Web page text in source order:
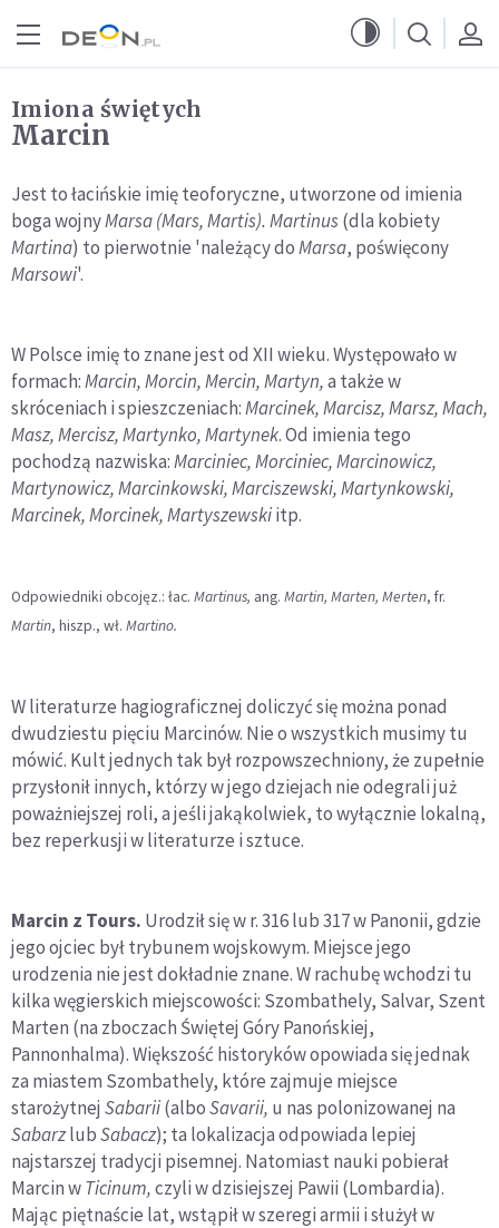
Imiona świętych
Marcin
Jest to łacińskie imię teoforyczne, utworzone od imienia
boga wojnyMarsa (Mars, Martis). Martinus(dla kobiety
Martina) to pierwotnie 'należący doMarsa, poświęcony
Marsowi'.
W Polsce imię to znane jest od XII wieku. Występowało w
formach:Marcin, Morcin, Mercin, Martyn,a także w
skróceniach i spieszczeniach:Marcinek, Marcisz, Marsz, Mach,
Masz, Mercisz, Martynko, Martynek. Od imienia tego
pochodzą nazwiska:Marciniec, Morciniec, Marcinowicz,
Martynowicz, Marcinkowski, Marciszewski, Martynkowski,
Marcinek, Morcinek, Martyszewskiitp.
Odpowiedniki obcojęz.: łac. Martinus, ang. Martin, Marten, Merten, fr.
Martin, hiszp., wł. Martino.
W literaturze hagiograficznej doliczyć się można ponad
dwudziestu pięciu Marcinów. Nie o wszystkich musimy tu
mówić. Kult jednych tak był rozpowszechniony, że zupełnie
przysłonił innych, którzy w jego dziejach nie odegrali już
poważniejszej roli, a jeśli jakąkolwiek, to wyłącznie lokalną,
bez reperkusji w literaturze i sztuce.
Marcin z Tours. Urodził się w r. 316 lub 317 w Panonii, gdzie
jego ojciec był trybunem wojskowym. Miejsce jego
urodzenia nie jest dokładnie znane. W rachubę wchodzi tu
kilka węgierskich miejscowości: Szombathely, Salvar, Szent
Marten (na zboczach Świętej Góry Panońskiej,
Pannonhalma). Większość historyków opowiada się jednak
za miastem Szombathely, które zajmuje miejsce
starożytnej Sabarii(alboSavarii, u nas polonizowanej na
SabarzlubSabacz); ta lokalizacja odpowiada lepiej
najstarszej tradycji pisemnej. Natomiast nauki pobierał
Marcin wTicinum,czyli w dzisiejszej Pawii (Lombardia).
Mając piętnaście lat, wstąpił w szeregi armii i służył w